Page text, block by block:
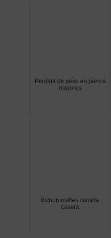
Perdida de peso en perros
mayores
Bichon maltes comida
casera